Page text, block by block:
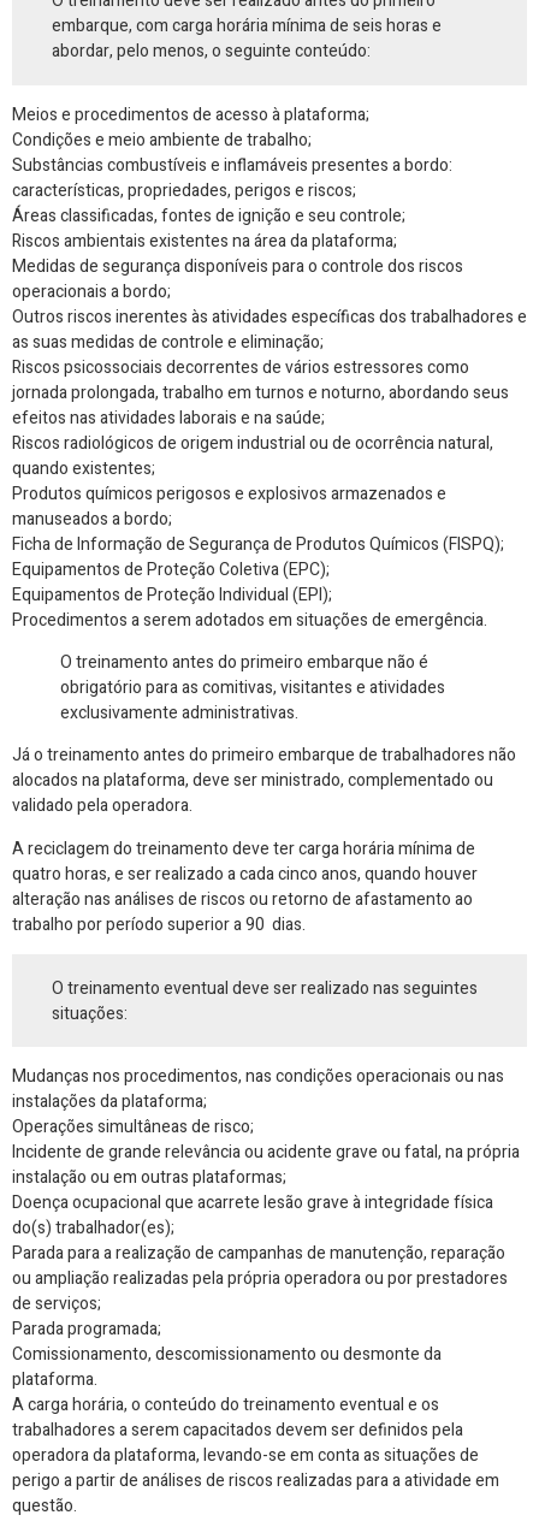
embarque, com carga horária mínima de seis horas e
abordar, pelo menos, o seguinte conteúdo:
Meios e procedimentos de acesso à plataforma;
Condições e meio ambiente de trabalho;
Substâncias combustíveis e inflamáveis presentes a bordo:
características, propriedades, perigos e riscos;
Áreas classificadas, fontes de ignição e seu controle;
Riscos ambientais existentes na área da plataforma;
Medidas de segurança disponíveis para o controle dos riscos
operacionais a bordo;
Outros riscos inerentes às atividades específicas dos trabalhadores e
as suas medidas de controle e eliminação;
Riscos psicossociais decorrentes de vários estressores como
jornada prolongada, trabalho em turnos e noturno, abordando seus
efeitos nas atividades laborais e na saúde;
Riscos radiológicos de origem industrial ou de ocorrência natural,
quando existentes;
Produtos químicos perigosos e explosivos armazenados e
manuseados a bordo;
Ficha de Informação de Segurança de Produtos Químicos (FISPQ);
Equipamentos de Proteção Coletiva (EPC);
Equipamentos de Proteção Individual (EPI);
Procedimentos a serem adotados em situações de emergência.
O treinamento antes do primeiro embarque não é
obrigatório para as comitivas, visitantes e atividades
exclusivamente administrativas.
Já o treinamento antes do primeiro embarque de trabalhadores não
alocados na plataforma, deve ser ministrado, complementado ou
validado pela operadora.
A reciclagem do treinamento deve ter carga horária mínima de
quatro horas, e ser realizado a cada cinco anos, quando houver
alteração nas análises de riscos ou retorno de afastamento ao
trabalho por período superior a 90 dias.
O treinamento eventual deve ser realizado nas seguintes
situações:
Mudanças nos procedimentos, nas condições operacionais ou nas
instalações da plataforma;
Operações simultâneas de risco;
Incidente de grande relevância ou acidente grave ou fatal, na própria
instalação ou em outras plataformas;
Doença ocupacional que acarrete lesão grave à integridade física
do(s) trabalhador(es);
Parada para a realização de campanhas de manutenção, reparação
ou ampliação realizadas pela própria operadora ou por prestadores
de serviços;
Parada programada;
Comissionamento, descomissionamento ou desmonte da
plataforma.
A carga horária, o conteúdo do treinamento eventual e os
trabalhadores a serem capacitados devem ser definidos pela
operadora da plataforma, levando-se em conta as situações de
perigo a partir de análises de riscos realizadas para a atividade em
questão.